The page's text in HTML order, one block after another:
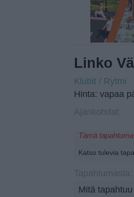
Linko
Klubit / Rytmi
Hinta: vapaa
Tämä
Katso tulevia
Mitä